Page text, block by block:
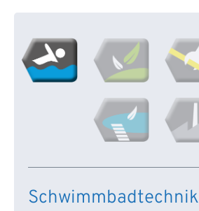
Schwimmbadtechnik